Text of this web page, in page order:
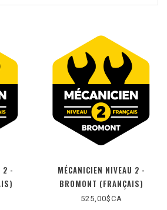
2 -
MÉCANICIEN NIVEAU 2 -
BROMONT (FRANÇAIS)
525,00$CA